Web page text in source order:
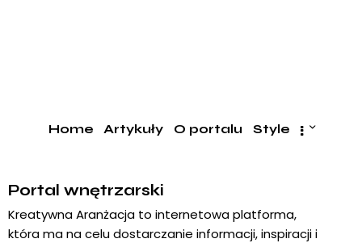
Home Artykuły O portalu Style
Portal wnętrzarski
Kreatywna Aranżacja to internetowa platforma,
która ma na celu dostarczanie informacji, inspiracji i